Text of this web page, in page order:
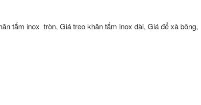
tắm inox tròn, Giá treo khăn tắm inox dài, Giá để xà bông,